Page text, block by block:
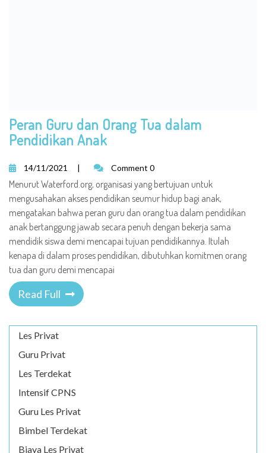
Peran Guru dan Orang Tua dalam
Pendidikan Anak
14/11/2021 Comment 0
Menurut Waterford.org, organisasi yang bertujuan untuk
mengusahakan akses pendidikan seumur hidup bagi anak,
mengatakan bahwa peran guru dan orang tua dalam pendidikan
anak bertanggung jawab secara penuh dengan bekerja sama
mendidik siswa demi mencapai tujuan pendidikannya. Itulah
kenapa di dalam proses pendidikan, dibutuhkan komitmen orang
tua dan guru demi mencapai
Read Full
Les Privat
Guru Privat
Les Terdekat
Intensif CPNS
Guru Les Privat
Bimbel Terdekat
Biaya Les Privat